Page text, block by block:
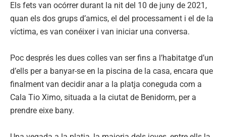
Els fets van ocórrer durant la nit del 10 de juny de 2021,
quan els dos grups d’amics, el del processament i el de la
víctima, es van conéixer i van iniciar una conversa.
Poc després les dues colles van ser fins a l’habitatge d’un
d’ells per a banyar-se en la piscina de la casa, encara que
finalment van decidir anar a la platja coneguda com a
Cala Tio Ximo, situada a la ciutat de Benidorm, per a
prendre eixe bany.